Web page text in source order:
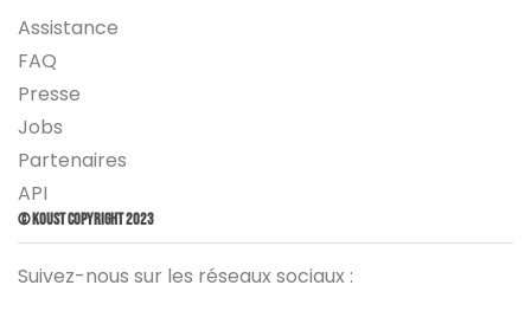
Assistance
FAQ
Presse
Jobs
Partenaires
API
© Koust Copyright 2023
Suivez-nous sur les réseaux sociaux :